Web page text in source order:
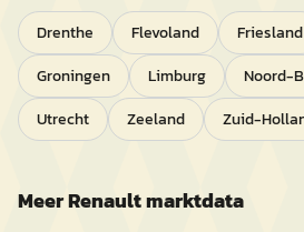
Drenthe Flevoland Friesland
Groningen
Limburg Noord-
Utrecht
Zeeland Zuid-
MeerRenaultmarktdata